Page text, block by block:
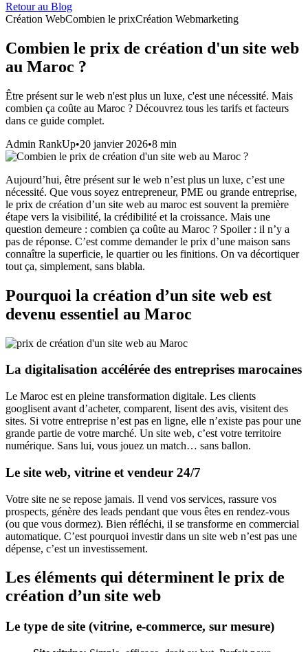
Retour au Blog
Création WebCombien le prixCréation Webmarketing
Combien le prix de création d'un site web
au Maroc ?
Être présent sur le web n'est plus un luxe, c'est une nécessité. Mais
combien ça coûte au Maroc ? Découvrez tous les tarifs et facteurs
dans ce guide complet.
Admin RankUp•20 janvier 2026•8 min
Aujourd’hui, être présent sur le web n’est plus un luxe, c’est une
nécessité. Que vous soyez entrepreneur, PME ou grande entreprise,
le prix de création d’un site web au maroc est souvent la première
étape vers la visibilité, la crédibilité et la croissance. Mais une
question demeure : combien ça coûte au Maroc ? Spoiler : il n’y a
pas de réponse. C’est comme demander le prix d’une maison sans
connaître la superficie, le quartier ou les finitions. On va décortiquer
tout ça, simplement, sans blabla.
Pourquoi la création d’un site web est
devenu essentiel au Maroc
La digitalisation accélérée des entreprises marocaines
Le Maroc est en pleine transformation digitale. Les clients
googlisent avant d’acheter, comparent, lisent des avis, visitent des
sites. Si votre entreprise n’est pas en ligne, elle n’existe pas pour une
grande partie de votre marché. Un site web, c’est votre territoire
numérique. Sans lui, vous jouez un match… sans ballon.
Le site web, vitrine et vendeur 24/7
Votre site ne se repose jamais. Il vend vos services, rassure vos
prospects, génère des leads pendant que vous êtes en rendez-vous
(ou que vous dormez). Bien réfléchi, il se transforme en commercial
automatique. C’est pourquoi investir dans un site web n’est pas une
dépense, c’est un investissement.
Les éléments qui déterminent le prix de
création d’un site web
Le type de site (vitrine, e-commerce, sur mesure)